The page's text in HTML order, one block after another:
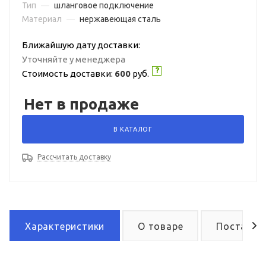
Тип
шланговое подключение
Материал
нержавеющая сталь
Ближайшую дату доставки:
Уточняйте у менеджера
Стоимость доставки: 600 руб.
Нет в продаже
В КАТАЛОГ
Рассчитать доставку
Характеристики О товаре Поставка